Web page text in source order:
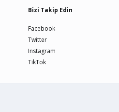
Bizi Takip Edin
Facebook
Twitter
Instagram
TikTok